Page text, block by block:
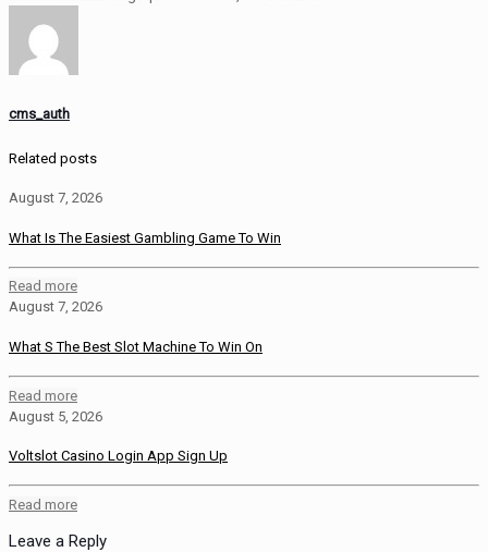
cms_auth
Related posts
August 7, 2026
What Is The Easiest Gambling Game To Win
Read more
August 7, 2026
What S The Best Slot Machine To Win On
Read more
August 5, 2026
Voltslot Casino Login App Sign Up
Read more
Leave a Reply